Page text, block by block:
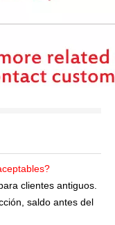
clientes antiguos.
saldo antes del